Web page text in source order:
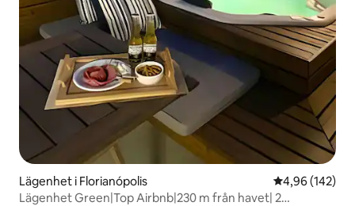
Lägenhet i Florianópolis 4,96 av 5 i
4,96 (142)
Lägenhet Green|Top Airbnb|230 m från havet| 2